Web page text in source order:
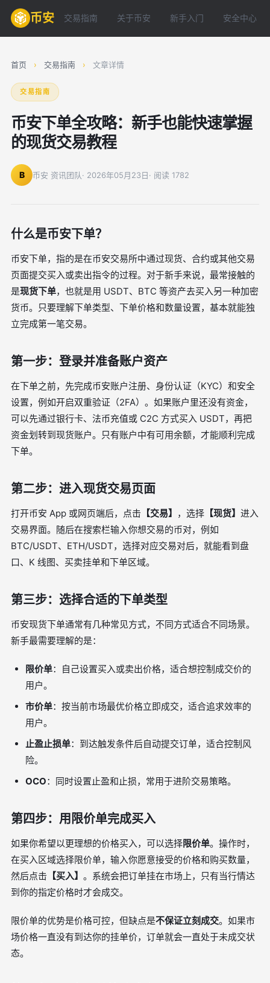
币安 交易指南 关于币安 新手入门 安全中心
首页 › 交易指南 › 文章详情
交易指南
币安下单全攻略：新手也能快速掌握
的现货交易教程
B 币安 资讯团队· 2026年05月23日· 阅读 1782
什么是币安下单？
币安下单，指的是在币安交易所中通过现货、合约或其他交易
页面提交买入或卖出指令的过程。对于新手来说，最常接触的
是现货下单，也就是用 USDT、BTC 等资产去买入另一种加密
货币。只要理解下单类型、下单价格和数量设置，基本就能独
立完成第一笔交易。
第一步：登录并准备账户资产
在下单之前，先完成币安账户注册、身份认证（KYC）和安全
设置，例如开启双重验证（2FA）。如果账户里还没有资金，
可以先通过银行卡、法币充值或 C2C 方式买入 USDT，再把
资金划转到现货账户。只有账户中有可用余额，才能顺利完成
下单。
第二步：进入现货交易页面
打开币安 App 或网页端后，点击 【交易】 ，选择 【现货】 进入
交易界面。随后在搜索栏输入你想交易的币对，例如
BTC/USDT、ETH/USDT，选择对应交易对后，就能看到盘
口、K 线图、买卖挂单和下单区域。
第三步：选择合适的下单类型
币安现货下单通常有几种常见方式，不同方式适合不同场景。
新手最需要理解的是：
限价单：自己设置买入或卖出价格，适合想控制成交价的
用户。
市价单：按当前市场最优价格立即成交，适合追求效率的
用户。
止盈止损单：到达触发条件后自动提交订单，适合控制风
险。
OCO：同时设置止盈和止损，常用于进阶交易策略。
第四步：用限价单完成买入
如果你希望以更理想的价格买入，可以选择限价单。操作时，
在买入区域选择限价单，输入你愿意接受的价格和购买数量，
然后点击 【买入】 。系统会把订单挂在市场上，只有当行情达
到你的指定价格时才会成交。
限价单的优势是价格可控，但缺点是不保证立刻成交。如果市
场价格一直没有到达你的挂单价，订单就会一直处于未成交状
态。